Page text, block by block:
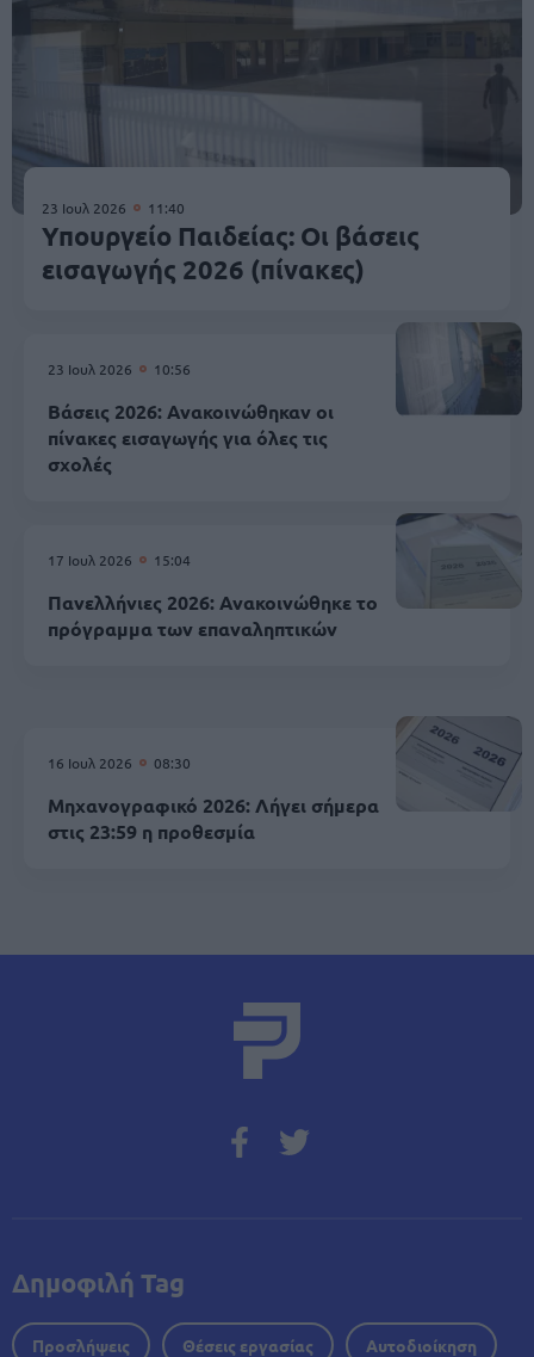
23 Ιουλ 2026 11:40
Υπουργείο Παιδείας: Οι βάσεις
εισαγωγής 2026 (πίνακες)
23 Ιουλ 2026 10:56
Βάσεις 2026: Ανακοινώθηκαν οι
πίνακες εισαγωγής για όλες τις
σχολές
17 Ιουλ 2026 15:04
Πανελλήνιες 2026: Ανακοινώθηκε το
πρόγραμμα των επαναληπτικών
16 Ιουλ 2026 08:30
Μηχανογραφικό 2026: Λήγει σήμερα
στις 23:59 η προθεσμία
Δημοφιλή Tag
Προσλήψεις Θέσεις εργασίας Αυτοδιοίκηση